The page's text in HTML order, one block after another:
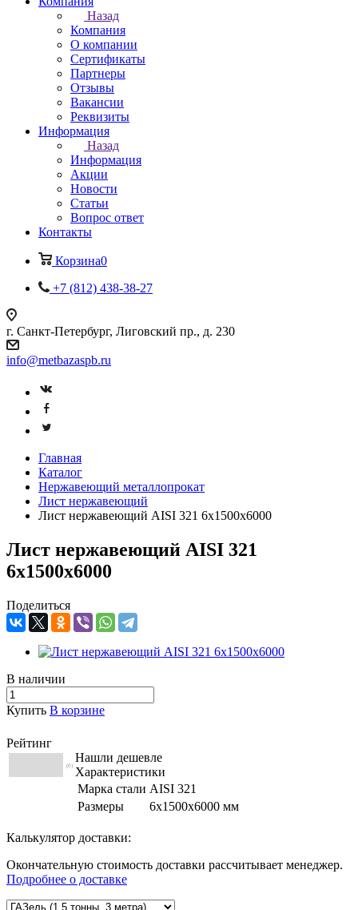
Назад
Компания
О компании
Сертификаты
Партнеры
Отзывы
Вакансии
Реквизиты
Информация
Назад
Информация
Акции
Новости
Статьи
Вопрос ответ
Контакты
Корзина0
+7 (812) 438-38-27
г. Санкт-Петербург, Лиговский пр., д. 230
info@metbazaspb.ru
Главная
Каталог
Нержавеющий металлопрокат
Лист нержавеющий
Лист нержавеющий AISI 321 6х1500х6000
Лист нержавеющий AISI 321
6х1500х6000
Поделиться
В наличии
Купить В корзине
Рейтинг
(0)
Нашли дешевле
Характеристики
Марка стали AISI 321
Размеры
6х1500х6000 мм
Калькулятор доставки:
Окончательную стоимость доставки рассчитывает менеджер.
Подробнее о доставке